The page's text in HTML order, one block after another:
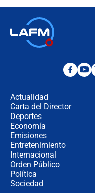
Actualidad
Carta del Director
Deportes
Economía
Emisiones
Entretenimiento
Internacional
Orden Público
Política
Sociedad